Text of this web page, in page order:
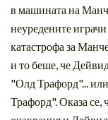
в машината на
неуредените
катастрофа за
и то беше, че
"Олд Трафорд"...
Трафорд". Оказа се,